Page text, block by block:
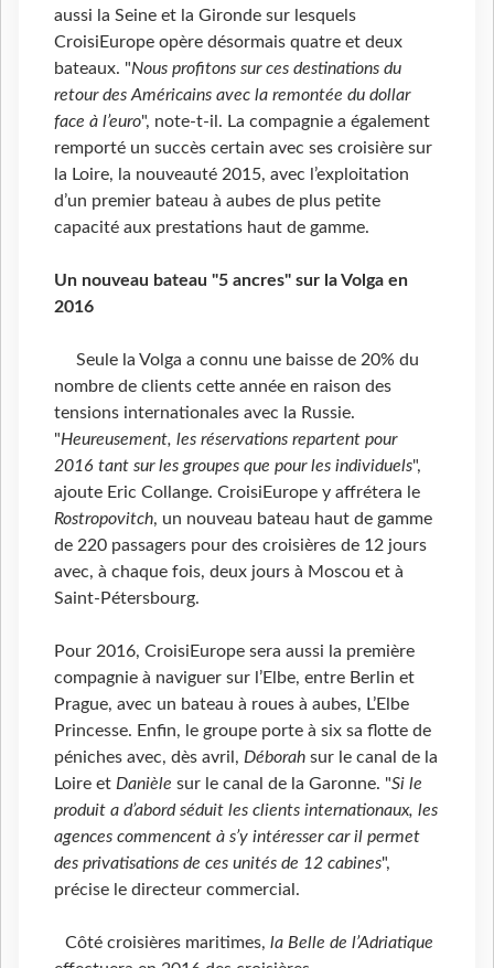
aussi la Seine et la Gironde sur lesquels
CroisiEurope opère désormais quatre et deux
bateaux. "Nous profitons sur ces destinations du
retour des Américains avec la remontée du dollar
face à l’euro", note-t-il. La compagnie a également
remporté un succès certain avec ses croisière sur
la Loire, la nouveauté 2015, avec l’exploitation
d’un premier bateau à aubes de plus petite
capacité aux prestations haut de gamme.
Un nouveau bateau "5 ancres" sur la Volga en
2016
Seule la Volga a connu une baisse de 20% du
nombre de clients cette année en raison des
tensions internationales avec la Russie.
"Heureusement, les réservations repartent pour
2016 tant sur les groupes que pour les individuels",
ajoute Eric Collange. CroisiEurope y affrétera le
Rostropovitch, un nouveau bateau haut de gamme
de 220 passagers pour des croisières de 12 jours
avec, à chaque fois, deux jours à Moscou et à
Saint-Pétersbourg.
Pour 2016, CroisiEurope sera aussi la première
compagnie à naviguer sur l’Elbe, entre Berlin et
Prague, avec un bateau à roues à aubes, L’Elbe
Princesse. Enfin, le groupe porte à six sa flotte de
péniches avec, dès avril, Déborah sur le canal de la
Loire et Danièle sur le canal de la Garonne. "Si le
produit a d’abord séduit les clients internationaux, les
agences commencent à s’y intéresser car il permet
des privatisations de ces unités de 12 cabines",
précise le directeur commercial.
Côté croisières maritimes, la Belle de l’Adriatique